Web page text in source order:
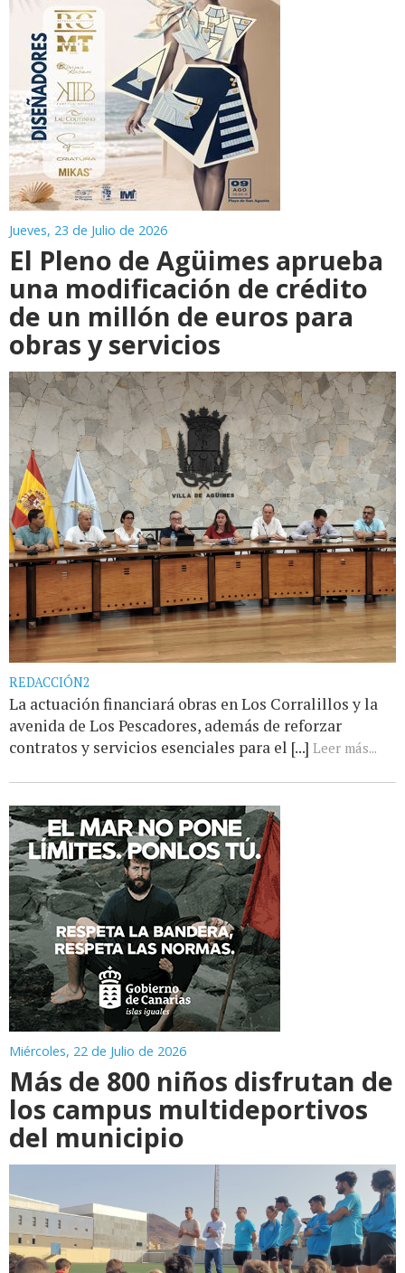
Jueves, 23 de Julio de 2026
El Pleno de Agüimes aprueba
una modificación de crédito
de un millón de euros para
obras y servicios
REDACCIÓN2
La actuación financiará obras en Los Corralillos y la
avenida de Los Pescadores, además de reforzar
contratos y servicios esenciales para el [...] Leer más...
Miércoles, 22 de Julio de 2026
Más de 800 niños disfrutan de
los campus multideportivos
del municipio